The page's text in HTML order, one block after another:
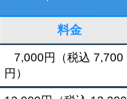
料金
7,000円（税込 7,700
円）